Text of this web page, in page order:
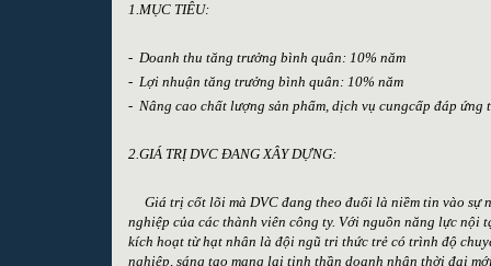
1.MỤC TIÊU:
- Doanh thu tăng trưởng bình quân: 10% năm
- Lợi nhuận tăng trưởng bình quân: 10% năm
- Nâng cao chất lượng sản phẩm, dịch vụ cungcấp đáp ứng
2.GIÁ TRỊ DVC ĐANG XÂY DỰNG:
Giá trị cốt lõi mà DVC đang theo đuổi là niềm tin vào sự
nghiệp của các thành viên công ty. Với nguồn năng lực nội
kích hoạt từ hạt nhân là đội ngũ tri thức trẻ có trình độ
nghiệp, sáng tạo mang lại tinh thần doanh nhân thời đại